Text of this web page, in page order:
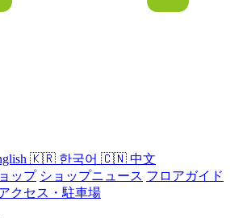
🇰🇷 한국어 🇨🇳 中文
ップ ショップニュース フロアガイド
クセス・駐車場